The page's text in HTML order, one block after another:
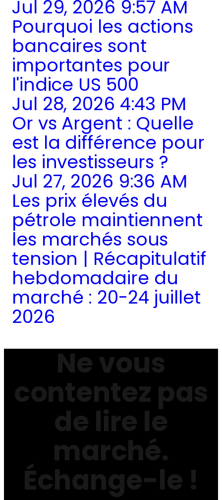
Jul 29, 2026 9:57 AM
Pourquoi les actions
bancaires sont
importantes pour
l'indice US 500
Jul 28, 2026 4:43 PM
Or vs Argent : Quelle
est la différence pour
les investisseurs ?
Jul 27, 2026 9:36 AM
Les prix élevés du
pétrole maintiennent
les marchés sous
tension | Récapitulatif
hebdomadaire du
marché : 20-24 juillet
2026
Ne vous
contentez pas
de lire le
marché.
Échange-le !